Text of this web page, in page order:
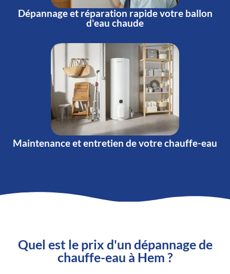
Dépannage et réparation rapide votre ballon
d'eau chaude
Maintenance et entretien de votre chauffe-eau
Quel est le prix d'un dépannage de
chauffe-eau à Hem ?